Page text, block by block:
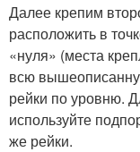
Далее крепим
расположить в
«нуля» (места
всю
рейки по уровню.
используйте
же рейки.